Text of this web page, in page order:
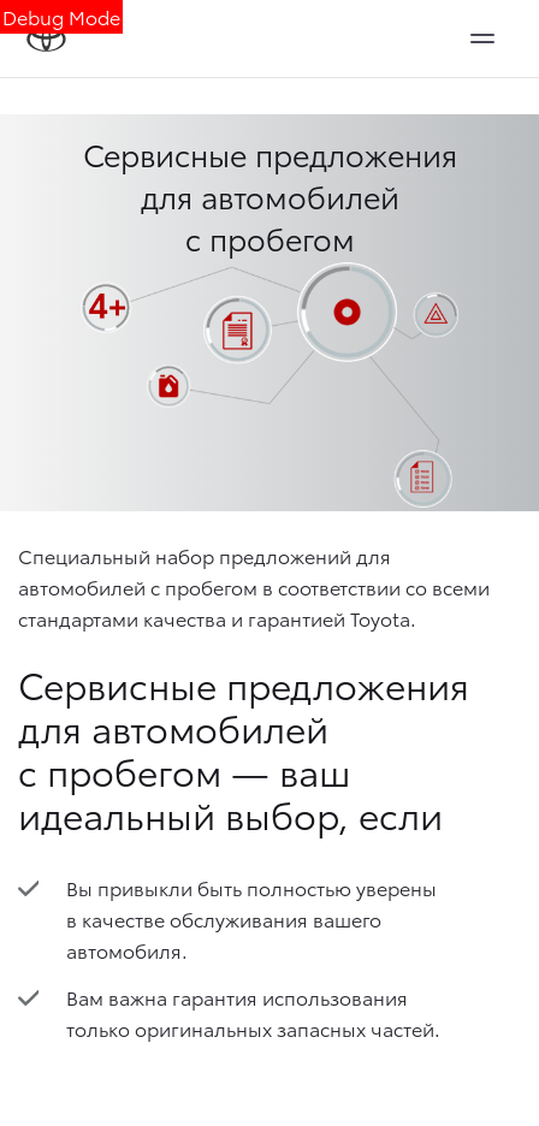
Debug Mode
Сервисные предложения
для автомобилей
с пробегом
Специальный набор предложений для
автомобилей с пробегом в соответствии со всеми
стандартами качества и гарантией Toyota.
Сервисные предложения
для автомобилей
с пробегом — ваш
идеальный выбор, если
Вы привыкли быть полностью уверены
в качестве обслуживания вашего
автомобиля.
Вам важна гарантия использования
только оригинальных запасных частей.